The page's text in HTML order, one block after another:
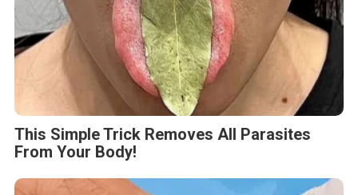
This Simple Trick Removes All Parasites
From Your Body!